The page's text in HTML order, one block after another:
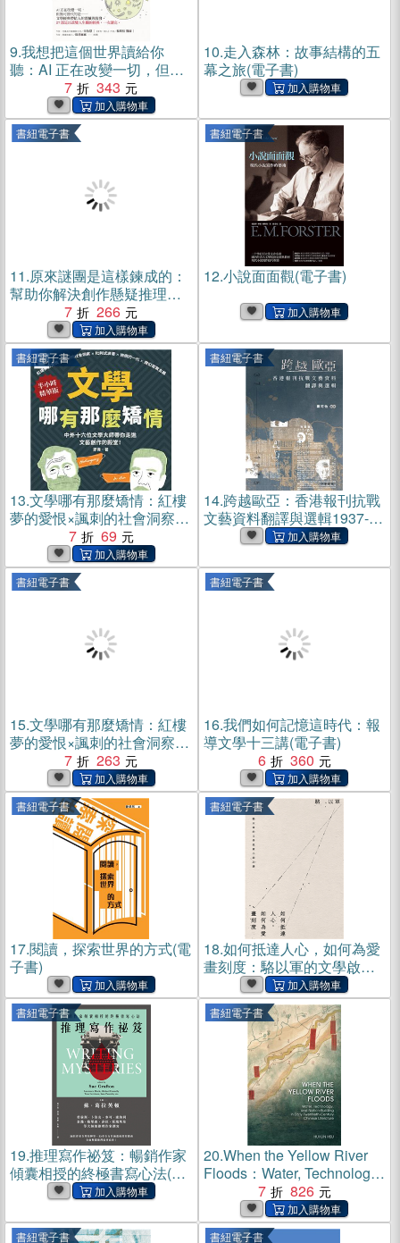
9.我想把這個世界讀給你
聽：AI 正在改變一切，但無
可替代的是―文學經典帶給
人的震撼與啟發。27 部足以
改變人生觀的經典，一次讀
完。(電子書)
7 343
10.走入森林：故事結構的五
幕之旅(電子書)
書紐電子書
11.原來謎團是這樣鍊成的：
幫助你解決創作懸疑推理小
說的一切難題(電子書)
7 266
書紐電子書
12.小說面面觀(電子書)
書紐電子書
13.文學哪有那麼矯情：紅樓
夢的愛恨×諷刺的社會洞察×
批判式浪漫×迷惘的一代×魔
幻寫實主義，中外十六位文
學大師帶你走進文藝創作的
殿堂！【純有聲】(電子書)
7 69
書紐電子書
14.跨越歐亞：香港報刊抗戰
文藝資料翻譯與選輯1937-
1945(電子書)
書紐電子書
15.文學哪有那麼矯情：紅樓
夢的愛恨×諷刺的社會洞察×
批判式浪漫×迷惘的一代×魔
幻寫實主義，中外十六位文
學大師帶你走進文藝創作的
殿堂！(電子書)
7 263
書紐電子書
16.我們如何記憶這時代：報
導文學十三講(電子書)
6
360
書紐電子書
17.閱讀，探索世界的方式(電
子書)
書紐電子書
18.如何抵達人心，如何為愛
畫刻度：駱以軍的文學啟蒙
小說26講(電子書)
書紐電子書
19.推理寫作祕笈：暢銷作家
傾囊相授的終極書寫心法(電
書紐電子書
20.When the Yellow River
Floods：Water, Technology,
and Nation-Building in Early
Twentieth-Century Chinese
Literature(電子書)
7 826
書紐電子書 書紐電子書